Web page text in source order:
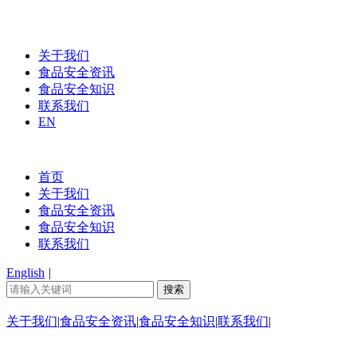
关于我们
食品安全资讯
食品安全知识
联系我们
EN
首页
关于我们
食品安全资讯
食品安全知识
联系我们
English |
关于我们|食品安全资讯|食品安全知识|联系我们|